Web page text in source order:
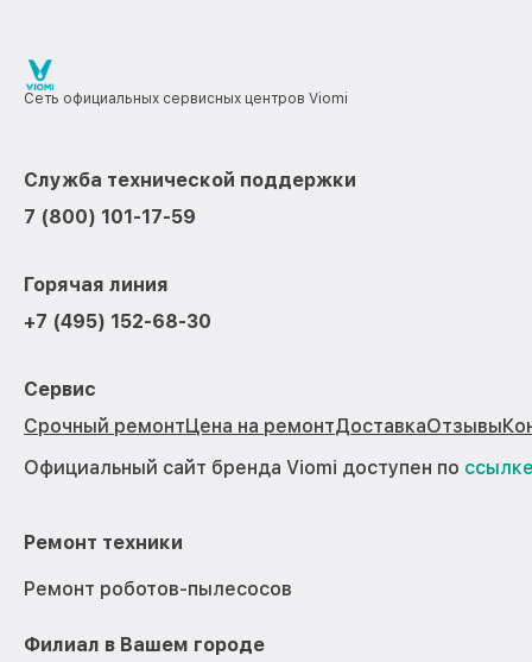
Сеть официальных сервисных центров Viomi
Служба технической поддержки
7 (800) 101-17-59
Горячая линия
+7 (495) 152-68-30
Сервис
Срочный ремонтЦена на ремонтДоставкаОтзывы
Официальный сайт бренда Viomi доступен по
Ремонт техники
Ремонт роботов-пылесосов
Филиал в Вашем городе